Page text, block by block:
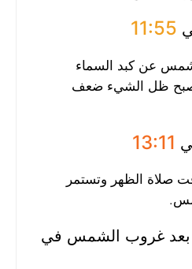
11:55
عن كبد السماء
يصبح ظل الشيء ضعف
13:11
صلاة الظهر وتستمر
بعد غروب الشمس في